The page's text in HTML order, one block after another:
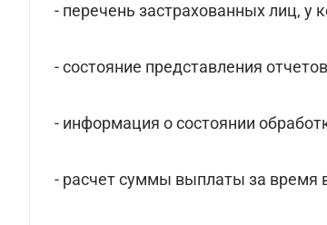
- перечень застрахованных лиц, у
- состояние представления
- информация о состоянии
- расчет суммы выплаты за время